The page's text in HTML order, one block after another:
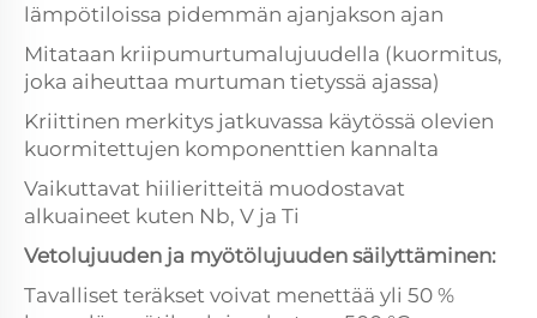
lämpötiloissa pidemmän ajanjakson ajan
Mitataan kriipumurtumalujuudella (kuormitus,
joka aiheuttaa murtuman tietyssä ajassa)
Kriittinen merkitys jatkuvassa käytössä olevien
kuormitettujen komponenttien kannalta
Vaikuttavat hiilieritteitä muodostavat
alkuaineet kuten Nb, V ja Ti
Vetolujuuden ja myötölujuuden säilyttäminen:
Tavalliset teräkset voivat menettää yli 50 %